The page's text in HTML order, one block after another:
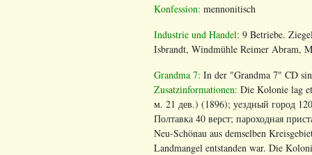
Konfession: mennonitisch
Industrie und Handel: 9 Betriebe.
Isbrandt, Windmühle Reimer Abram,
Grandma 7: In der "Grandma 7" CD
Zusatzinformationen: Die Kolonie lag
м. 21 дев.) (1896); уeздный город
Полтавка 40 верст; пароходная
Neu-Schönau aus demselben
Landmangel entstanden war. Die